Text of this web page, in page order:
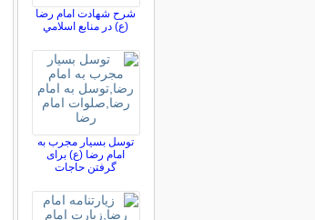
شرح شهادت امام رضا
(ع) در منابع اسلامي
توسل بسیار مجرب به
امام رضا (ع) برای
گرفتن حاجات